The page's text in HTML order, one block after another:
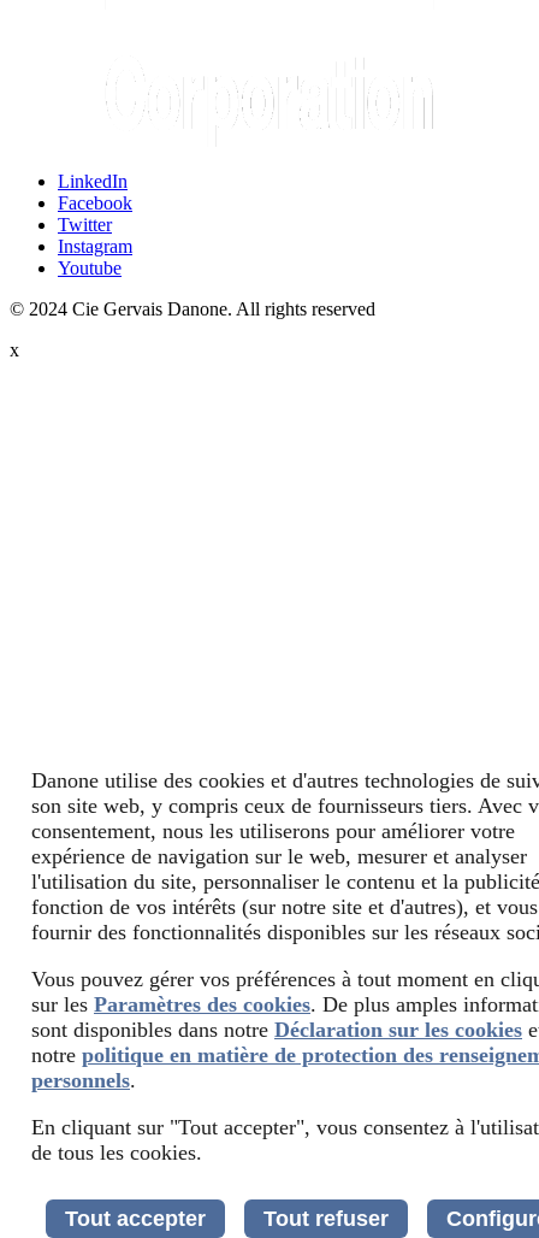
LinkedIn
Facebook
Twitter
Instagram
Youtube
© 2024 Cie Gervais Danone. All rights reserved
x
Danone utilise des cookies et d'autres technologies de
son site web, y compris ceux de fournisseurs tiers. Avec
consentement, nous les utiliserons pour améliorer votre
expérience de navigation sur le web, mesurer et analyser
l'utilisation du site, personnaliser le contenu et la
fonction de vos intérêts (sur notre site et d'autres), et vous
fournir des fonctionnalités disponibles sur les réseaux
Vous pouvez gérer vos préférences à tout moment en
sur les Paramètres des cookies. De plus amples
sont disponibles dans notre Déclaration sur les cookies
notre politique en matière de protection des
personnels.
En cliquant sur "Tout accepter", vous consentez à
de tous les cookies.
Tout accepter Tout refuser